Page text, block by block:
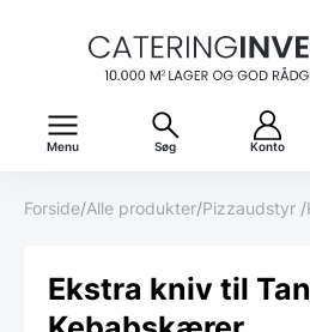
Menu Søg Konto
Forside/Alle produkter/Pizzaudstyr /
Ekstra kniv til